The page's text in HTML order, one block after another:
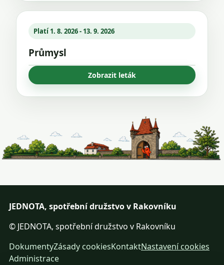
Platí 1. 8. 2026 - 13. 9. 2026
Průmysl
Zobrazit leták
JEDNOTA, spotřební družstvo v Rakovníku
© JEDNOTA, spotřební družstvo v Rakovníku
DokumentyZásady cookiesKontaktNastavení cookies
Administrace